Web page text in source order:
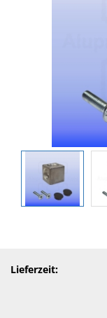
Lieferzeit: